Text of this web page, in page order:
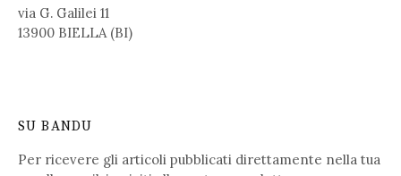
via G. Galilei 11
13900 BIELLA (BI)
SU BANDU
Per ricevere gli articoli pubblicati direttamente nella tua